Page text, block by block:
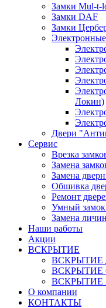
Замки Mul-t-
Замки DAF
Замки
Локин)
Двери
Сервис
Врезка
Замена
Замена
Обшивка
Ремонт
Умный замок
Замена
Наши работы
Акции
ВСКРЫТИЕ
ВСКРЫТИЕ
ВСКРЫТИЕ
О компании
КОНТАКТЫ